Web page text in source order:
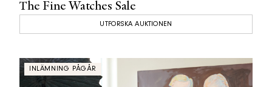
The Fine Watches Sale
UTFORSKA AUKTIONEN
INLÄMNING PÅGÅR